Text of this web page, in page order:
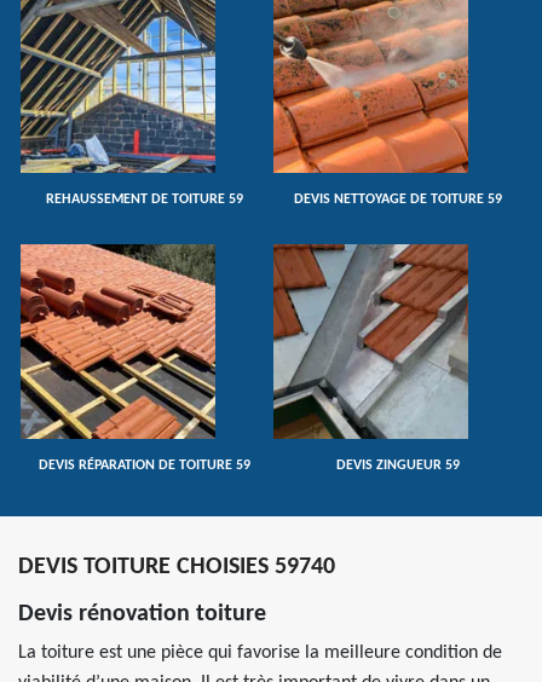
REHAUSSEMENT DE TOITURE 59 DEVIS NETTOYAGE DE TOITURE 59
DEVIS RÉPARATION DE TOITURE 59 DEVIS ZINGUEUR 59
DEVIS TOITURE CHOISIES 59740
Devis rénovation toiture
La toiture est une pièce qui favorise la meilleure condition de